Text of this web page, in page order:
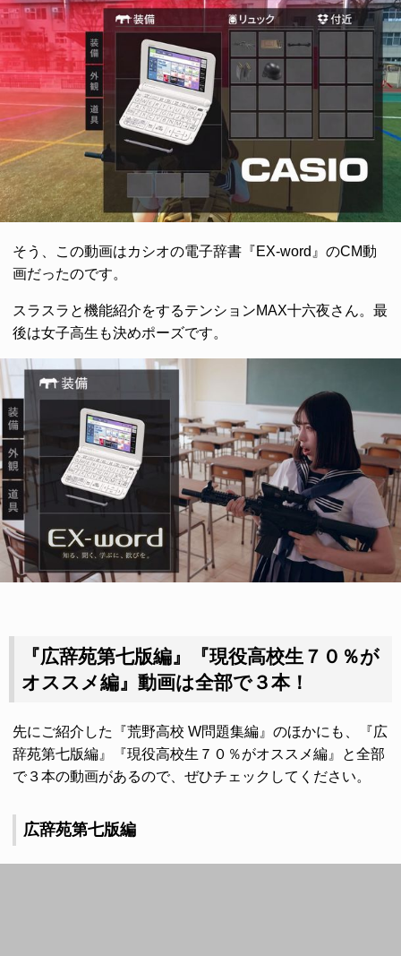
そう、この動画はカシオの電子辞書『EX-word』のCM動
画だったのです。
スラスラと機能紹介をするテンションMAX十六夜さん。最
後は女子高生も決めポーズです。
『広辞苑第七版編』『現役高校生７０％が
オススメ編』動画は全部で３本！
先にご紹介した『荒野高校 W問題集編』のほかにも、『広
辞苑第七版編』『現役高校生７０％がオススメ編』と全部
で３本の動画があるので、ぜひチェックしてください。
広辞苑第七版編